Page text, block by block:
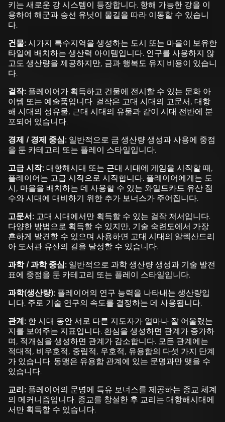
키는 새로운 강 시스템이 등장합니다. 항해 가능한 강을 이
용하여 해군과 승선 유닛이 물길을 따라 이동할 수 있습니
다.
건물:시가지 특수지역을 생성하는 도시 또는 마을이 보유한
타일에 배치하는 생산력 아이템입니다. 인구를 사용하지 않
고도 생산량을 제공하지만, 금과 행복도 유지 비용이 있습니
다.
걸작: 플레이어가 획득하고 건물에 전시할 수 있는 문화 아
이템 또는 예술품입니다. 걸작은 고대 시대의 고문서, 대항
해 시대의 성유물, 근대 시대의 유물과 같이 시대 전반에 분
포되어 있습니다.
경제 / 경제 중심: 일반적으로 금 생산량 생성과 사용에 중점
을 둔 카테고리 또는 플레이 스타일입니다.
고급 시작:대항해시대 또는 근대 시대에 게임을 시작할 때,
플레이어는 고급 시작으로 시작합니다. 플레이어에게는 도
시, 마을을 배치하는 데 사용할 수 있는 와일드카드 유산 점
수와 시대에 대비하기 위한 추가 보너스가 주어집니다.
고문서: 고대 시대에서만 획득할 수 있는 걸작 저서입니다.
다양한 방법으로 획득할 수 있지만, 기술 숙련도에서 가장
흔하게 발견할 수 있으며 사용하면 고대 시대의 알렉산드리
아 도서관 유산의 길을 달성할 수 있습니다.
과학 / 과학 중심: 일반적으로 과학 생산량 생성과 기술 발전
표에 중점을 둔 카테고리 또는 플레이 스타일입니다.
과학(생산량): 플레이어의 연구 능력을 나타내는 생산량입
니다. 주로 기술 연구의 속도를 결정하는 데 사용됩니다.
관계: 한 시대 동안 서로 다른 지도자가 얼마나 잘 어울렸는
지를 보여주는 지표입니다. 환심을 생성하면 관계가 증가하
며, 적개심을 생성하면 관계가 감소합니다. 모든 관계에는
적대적, 비우호적, 중립적, 우호적, 유용함의 다섯 가지 단계
가 있습니다. 동맹은 유용함 관계에 있는 문명과만 맺을 수
있습니다.
교리: 플레이어의 문명에 특유 보너스를 제공하는 종교 체계
의 메커니즘입니다. 종교를 창설한 후 교리는 대항해시대에
서만 획득할 수 있습니다.